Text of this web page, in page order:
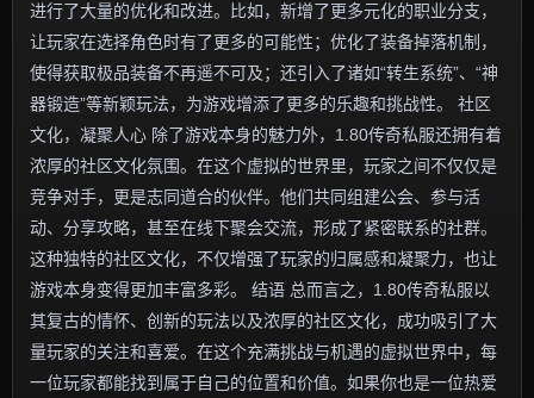
进行了大量的优化和改进。比如，新增了更多元化的职业分支，
让玩家在选择角色时有了更多的可能性；优化了装备掉落机制，
使得获取极品装备不再遥不可及；还引入了诸如“转生系统”、“神
器锻造”等新颖玩法，为游戏增添了更多的乐趣和挑战性。 社区
文化，凝聚人心 除了游戏本身的魅力外，1.80传奇私服还拥有着
浓厚的社区文化氛围。在这个虚拟的世界里，玩家之间不仅仅是
竞争对手，更是志同道合的伙伴。他们共同组建公会、参与活
动、分享攻略，甚至在线下聚会交流，形成了紧密联系的社群。
这种独特的社区文化，不仅增强了玩家的归属感和凝聚力，也让
游戏本身变得更加丰富多彩。 结语 总而言之，1.80传奇私服以
其复古的情怀、创新的玩法以及浓厚的社区文化，成功吸引了大
量玩家的关注和喜爱。在这个充满挑战与机遇的虚拟世界中，每
一位玩家都能找到属于自己的位置和价值。如果你也是一位热爱